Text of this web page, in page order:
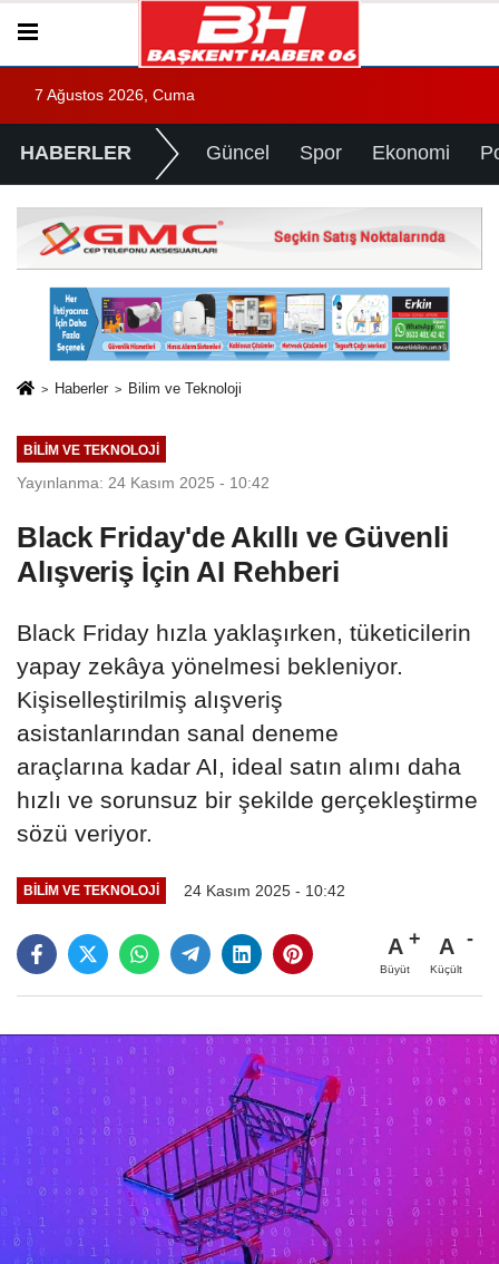
7 Ağustos 2026, Cuma
HABERLER Güncel Spor Ekonomi
Haberler Bilim ve Teknoloji
BILIM VE TEKNOLOJI
Yayınlanma: 24 Kasım 2025 - 10:42
Black Friday'de Akıllı ve Güvenli
Alışveriş İçin AI Rehberi
Black Friday hızla yaklaşırken, tüketicilerin
yapay zekâya yönelmesi bekleniyor.
Kişiselleştirilmiş alışveriş
asistanlarından sanal deneme
araçlarına kadar AI, ideal satın alımı daha
hızlı ve sorunsuz bir şekilde gerçekleştirme
sözü veriyor.
BILIM VE TEKNOLOJI 24 Kasım 2025 - 10:42
A
Büyüt
A
Küçült